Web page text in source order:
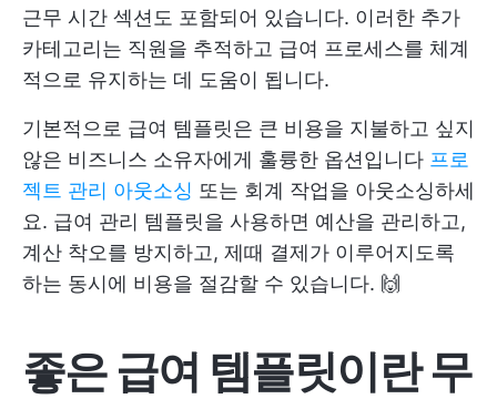
근무 시간 섹션도 포함되어 있습니다. 이러한 추가
카테고리는 직원을 추적하고 급여 프로세스를 체계
적으로 유지하는 데 도움이 됩니다.
기본적으로 급여 템플릿은 큰 비용을 지불하고 싶지
않은 비즈니스 소유자에게 훌륭한 옵션입니다 프로
젝트 관리 아웃소싱 또는 회계 작업을 아웃소싱하세
요. 급여 관리 템플릿을 사용하면 예산을 관리하고,
계산 착오를 방지하고, 제때 결제가 이루어지도록
하는 동시에 비용을 절감할 수 있습니다. 🙌
좋은 급여 템플릿이란 무